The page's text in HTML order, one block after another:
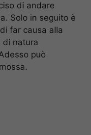
di andare
Solo in seguito è
far causa alla
di natura
può